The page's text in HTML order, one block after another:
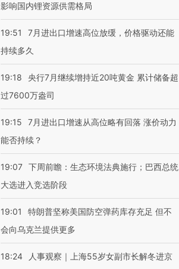
影响国内锂资源供需格局
19:51
7月进出口增速高位放缓，价格驱动还能
持续多久
19:18
央行7月继续增持近20吨黄金 累计储备超
过7600万盎司
19:15
7月进出口增速从高位略有回落 涨价动力
能否持续？
19:07 下周前瞻：生态环境法典施行；巴西总统
大选进入竞选阶段
19:01
特朗普坚称美国防空弹药库存充足 但不
会向乌克兰提供更多
18:24 人事观察｜上海55岁女副市长解冬进京